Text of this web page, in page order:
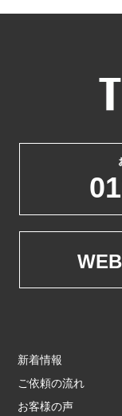
新着情報
ご依頼の流れ
お客様の声